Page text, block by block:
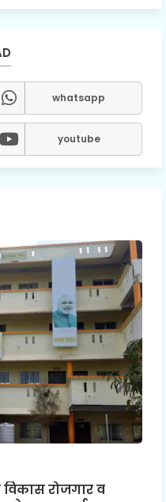
whatsapp
youtube
रोजगार व